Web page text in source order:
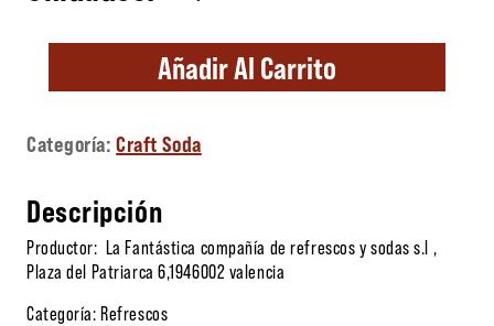
Añadir Al Carrito
Categoría:Craft Soda
Descripción
Productor: La Fantástica compañía de refrescos y sodas s.l ,
Plaza del Patriarca 6,1946002 valencia
Categoría: Refrescos